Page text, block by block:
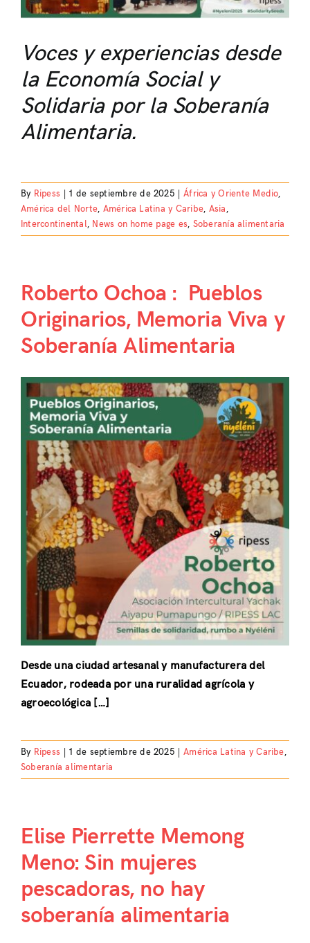
Voces y experiencias desde
la Economía Social y
Solidaria por la Soberanía
Alimentaria.
By Ripess 1 de septiembre de 2025 África y Oriente Medio,
América del Norte, América Latina y Caribe, Asia,
Intercontinental, News on home page es, Soberanía alimentaria
Roberto Ochoa : Pueblos
Originarios, Memoria Viva y
Soberanía Alimentaria
Desde una ciudad artesanal y manufacturera del
Ecuador, rodeada por una ruralidad agrícola y
agroecológica […]
By Ripess 1 de septiembre de 2025 América Latina y Caribe,
Soberanía alimentaria
Elise Pierrette Memong
Meno: Sin mujeres
pescadoras, no hay
soberanía alimentaria